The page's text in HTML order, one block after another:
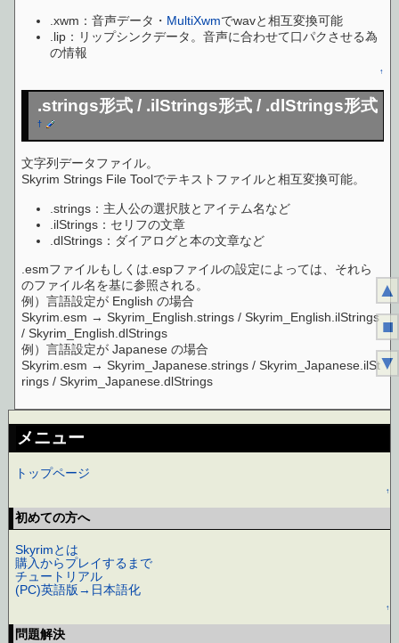
.xwm：音声データ・ MultiXwmでwavと相互変換可能
.lip：リップシンクデータ。音声に合わせて口パクさせる為
の情報
↑
.strings形式 / .ilStrings形式 / .dlStrings形式
†
文字列データファイル。
Skyrim Strings File Toolでテキストファイルと相互変換可能。
.strings：主人公の選択肢とアイテム名など
.ilStrings：セリフの文章
.dlStrings：ダイアログと本の文章など
.esmファイルもしくは.espファイルの設定によっては、それら
のファイル名を基に参照される。
例）言語設定が English の場合
Skyrim.esm → Skyrim_English.strings / Skyrim_English.ilStrings
/ Skyrim_English.dlStrings
例）言語設定が Japanese の場合
Skyrim.esm → Skyrim_Japanese.strings / Skyrim_Japanese.ilSt
rings / Skyrim_Japanese.dlStrings
メニュー
トップページ
↑
初めての方へ
Skyrimとは
購入からプレイするまで
チュートリアル
(PC)英語版→日本語化
↑
問題解決
▲
■
▼